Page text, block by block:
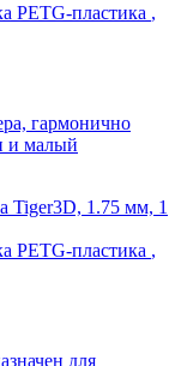
PETG-пластика ,
гармонично
и малый
PETG-пластика ,
для